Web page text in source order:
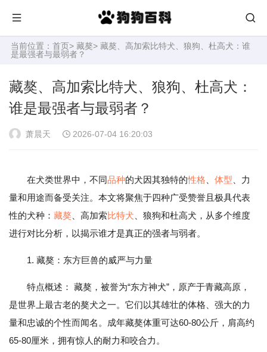
当前位置： 首页> 藏獒> 藏獒、高加索比特犬、狼狗、杜高犬：谁
是最强者与最弱者？
藏獒、高加索比特犬、狼狗、杜高犬：
谁是最强者与最弱者？
萧晨天 2026-07-04 16:20:03
在犬类世界中，不同品种的犬因其独特的性格 体型 、力
量和用途而备受关注。本文将聚焦于四种广受赞誉且极具代表
性的犬种： 藏獒 、高加索比特犬 、狼狗和杜高犬，从多个维度
进行对比分析，以揭示谁才是真正的强者与弱者。
1. 藏獒：东方巨兽的威严与力量
特点概述： 藏獒，被誉为“东方神犬”，原产于青藏高原，
是世界上最古老的獒犬之一。它们以其雄壮的体格、强大的力
量和忠诚的个性而闻名。成年藏獒体重可达60-80公斤，肩高约
65-80厘米，拥有惊人的耐力和咬合力。